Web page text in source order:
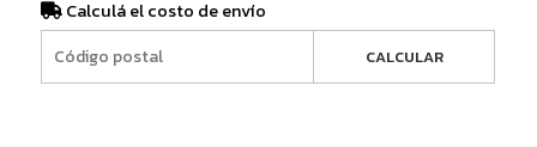
Calculá el costo de envío
CALCULAR